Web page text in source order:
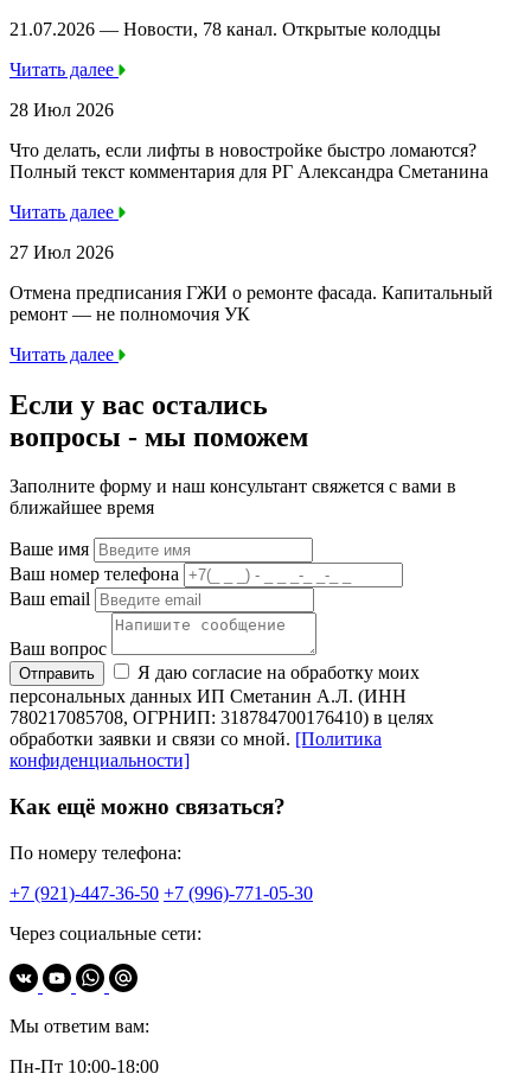
21.07.2026 — Новости, 78 канал. Открытые колодцы
Читать далее
28 Июл 2026
Что делать, если лифты в новостройке быстро ломаются?
Полный текст комментария для РГ Александра Сметанина
Читать далее
27 Июл 2026
Отмена предписания ГЖИ о ремонте фасада. Капитальный
ремонт — не полномочия УК
Читать далее
Если у вас остались
вопросы - мы поможем
Заполните форму и наш консультант свяжется с вами в
ближайшее время
Ваше имя
Ваш номер телефона
Ваш email
Ваш вопрос
Отправить
Я даю согласие на обработку моих
персональных данных ИП Сметанин А.Л. (ИНН
780217085708, ОГРНИП: 318784700176410) в целях
обработки заявки и связи со мной. [Политика
конфиденциальности]
Как ещё можно связаться?
По номеру телефона:
+7 (921)-447-36-50 +7 (996)-771-05-30
Через социальные сети:
Мы ответим вам:
Пн-Пт 10:00-18:00